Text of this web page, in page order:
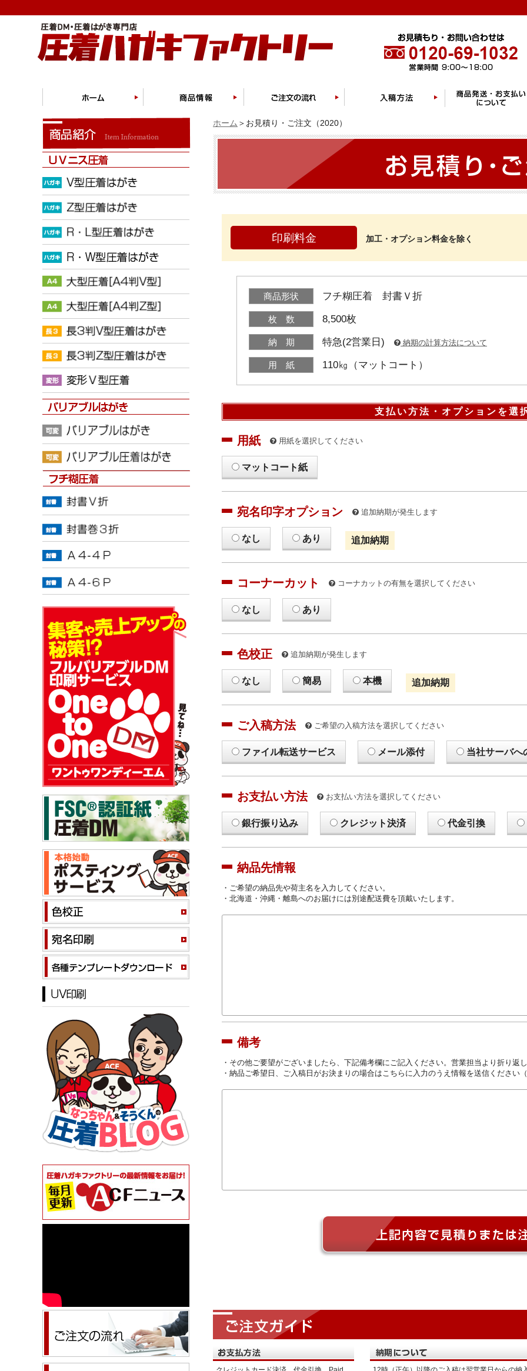
ホーム ＞お見積り・ご注文（2020）
印刷料金 加工・オプション料金を除く
商品形状 フチ糊圧着 封書Ｖ折
枚 数 8,500枚
納 期 特急(2営業日) 納期の計算方法について
用 紙 110㎏（マットコート）
支払い方法・オプションを選
用紙 用紙を選択してください
マットコート紙
宛名印字オプション 追加納期が発生します
なし あり 追加納期
コーナーカット コーナカットの有無を選択してください
なし あり
色校正 追加納期が発生します
なし 簡易 本機 追加納期
ご入稿方法 ご希望の入稿方法を選択してください
ファイル転送サービス メール添付 当社サーバへ
お支払い方法 お支払い方法を選択してください
銀行振り込み クレジット決済 代金引換
納品先情報
・ご希望の納品先や荷主名を入力してください。
・北海道・沖縄・離島へのお届けには別途配送費を頂戴いたします。
備考
・その他ご要望がございましたら、下記備考欄にご記入ください。営業担当より折り返
・納品ご希望日、ご入稿日がお決まりの場合はこちらに入力のうえ情報を送信ください